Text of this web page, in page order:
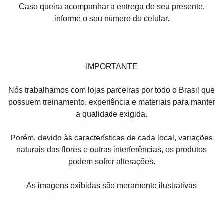
Caso queira acompanhar a entrega do seu presente,
informe o seu número do celular.
IMPORTANTE
Nós trabalhamos com lojas parceiras por todo o Brasil que
possuem treinamento, experiência e materiais para manter
a qualidade exigida.
Porém, devido às características de cada local, variações
naturais das flores e outras interferências, os produtos
podem sofrer alterações.
As imagens exibidas são meramente ilustrativas